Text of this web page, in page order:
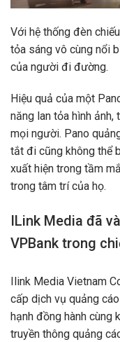
Với hệ thống đèn
tỏa sáng vô cùng nổi
của người đi đường.
Hiệu quả của một
năng lan tỏa hình
mọi người. Pano
tắt đi cũng không thể
xuất hiện trong tầm
trong tâm trí của họ.
ILink Media đã
VPBank trong
Ilink Media Vietnam
cấp dịch vụ quảng
hạnh đồng hành cùng
truyền thông quảng